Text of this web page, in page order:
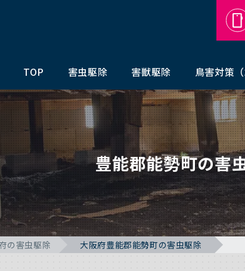
TOP 害虫駆除 害獣駆除 鳥害対策
豊能郡能勢町の害
の害虫駆除 大阪府豊能郡能勢町の害虫駆除